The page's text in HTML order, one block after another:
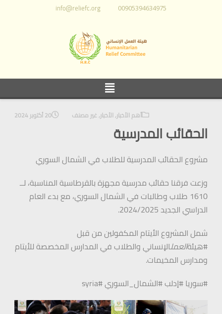
00905394634975
info@reliefc.org
20 أكتوبر 2024 أهم الأخبار,الأخبار,غير مصنف
الحقائب المدرسية
مشروع الحقائب المدرسية للطلاب في الشمال السوري
وزعت فرقنا حقائب مدرسية مجهزة بالقرطاسية المناسبة، لــ
1610 طلاب وطالبات في الشمال السوري، مع بدء العام
الدراسي الجديد 2024/2025.
شمل المشروع الأيتام المكفولين من قبل
#هيئةالعملالإنساني والطلاب في المدارس المخصصة للأيتام
ومدارس المخيمات.
#سوريا #إدلب #الشمال_السوري #syria